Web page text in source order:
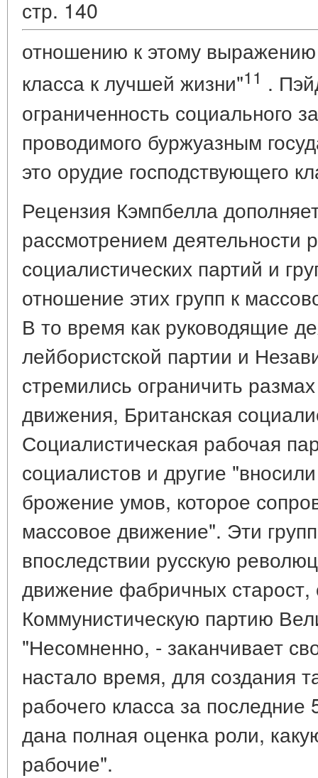
стр. 140
отношению к этому
класса к лучшей жизни"11 .
ограниченность социального
проводимого буржуазным
это орудие господствующего
Рецензия Кэмпбелла
рассмотрением деятельности
социалистических партий и
отношение этих групп к
В то время как руководящие
лейбористской партии и
стремились ограничить
движения, Британская
Социалистическая рабочая
социалистов и другие
брожение умов, которое
массовое движение". Эти
впоследствии русскую
движение фабричных старост,
Коммунистическую партию
"Несомненно, - заканчивает
настало время, для создания
рабочего класса за последние
дана полная оценка роли,
рабочие".